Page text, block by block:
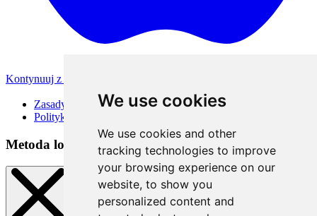
We use cookies
We use cookies and other
tracking technologies to improve
your browsing experience on our
website, to show you
personalized content and
Kontynuuj z Apple
Zasady korzystania
Polityka Prywatności
Metoda logowania